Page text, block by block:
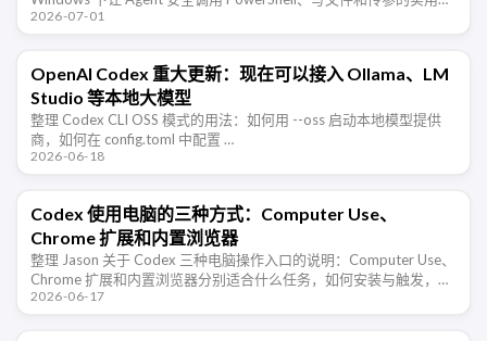
则。
2026-07-01
OpenAI Codex 重大更新：现在可以接入 Ollama、LM
Studio 等本地大模型
整理 Codex CLI OSS 模式的用法：如何用 --oss 启动本地模型提供
商，如何在 config.toml 中配置 …
2026-06-18
Codex 使用电脑的三种方式：Computer Use、
Chrome 扩展和内置浏览器
整理 Jason 关于 Codex 三种电脑操作入口的说明：Computer Use、
Chrome 扩展和内置浏览器分别适合什么任务，如何安装与触发，以
及 Appshots 如何提供上下文。
2026-06-17